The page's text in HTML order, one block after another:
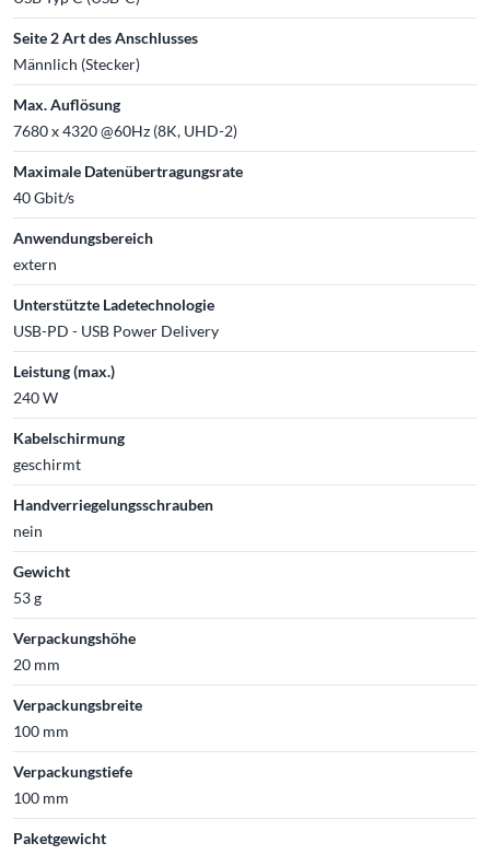
Seite 2 Art des Anschlusses
Männlich (Stecker)
Max. Auflösung
7680 x 4320 @60Hz (8K, UHD-2)
Maximale Datenübertragungsrate
40 Gbit/s
Anwendungsbereich
extern
Unterstützte Ladetechnologie
USB-PD - USB Power Delivery
Leistung (max.)
240 W
Kabelschirmung
geschirmt
Handverriegelungsschrauben
nein
Gewicht
53 g
Verpackungshöhe
20 mm
Verpackungsbreite
100 mm
Verpackungstiefe
100 mm
Paketgewicht